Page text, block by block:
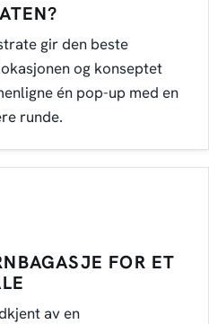
gir den beste
og konseptet
én pop-up med en
runde.
FOR ET
av en